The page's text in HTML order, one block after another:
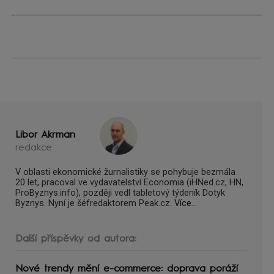
Libor Akrman
redakce
V oblasti ekonomické žurnalistiky se pohybuje bezmála
20 let, pracoval ve vydavatelství Economia (iHNed.cz, HN,
ProByznys.info), později vedl tabletový týdeník Dotyk
Byznys. Nyní je šéfredaktorem Peak.cz. Více...
Další příspěvky od autora:
Nové trendy mění e-commerce: doprava poráží